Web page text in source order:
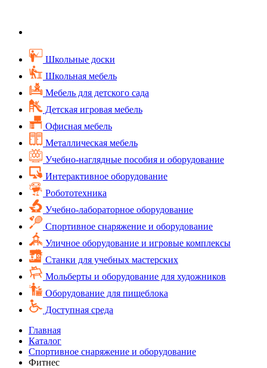
Школьные доски
Школьная мебель
Мебель для детского сада
Детская игровая мебель
Офисная мебель
Металлическая мебель
Учебно-наглядные пособия и оборудование
Интерактивное оборудование
Робототехника
Учебно-лабораторное оборудование
Спортивное снаряжение и оборудование
Уличное оборудование и игровые комплексы
Cтанки для учебных мастерских
Мольберты и оборудование для художников
Оборудование для пищеблока
Доступная среда
Главная
Каталог
Спортивное снаряжение и оборудование
Фитнес